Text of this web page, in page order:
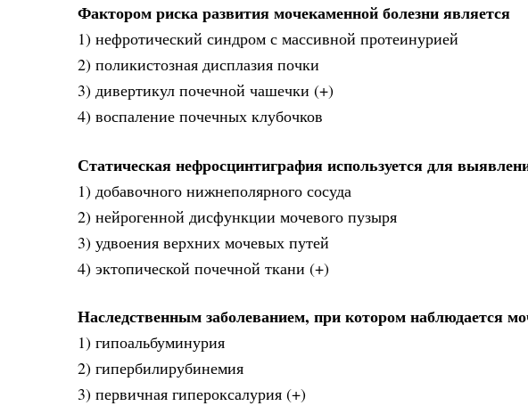
Фактором риска развития мочекаменной болезни является
1) нефротический синдром с массивной протеинурией
2) поликистозная дисплазия почки
3) дивертикул почечной чашечки (+)
4) воспаление почечных клубочков
Статическая нефросцинтиграфия используется для
1) добавочного нижнеполярного сосуда
2) нейрогенной дисфункции мочевого пузыря
3) удвоения верхних мочевых путей
4) эктопической почечной ткани (+)
Наследственным заболеванием, при котором наблюдается
1) гипоальбуминурия
2) гипербилирубинемия
3) первичная гипероксалурия (+)